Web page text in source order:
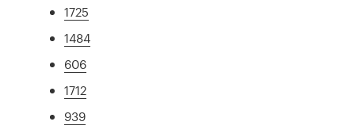
1725
1484
606
1712
939